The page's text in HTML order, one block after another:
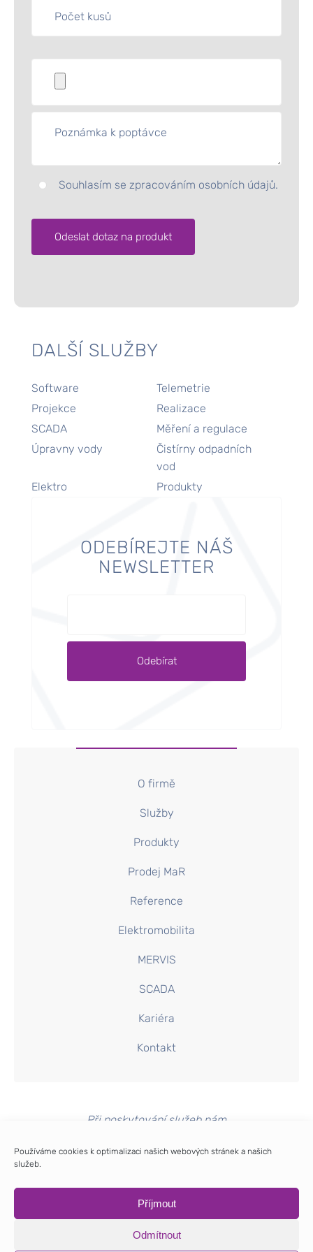
Používáme cookies k optimalizaci našich webových stránek a našich
služeb.
Příjmout
Odmítnout
Souhlasím se zpracováním osobních údajů.
DALŠÍ SLUŽBY
Software
Telemetrie
Projekce
Realizace
SCADA
Měření a regulace
Úpravny vody
Čistírny odpadních
vod
Elektro
Produkty
ODEBÍREJTE NÁŠ
NEWSLETTER
O firmě
Služby
Produkty
Prodej MaR
Reference
Elektromobilita
MERVIS
SCADA
Kariéra
Kontakt
Při poskytování služeb nám
Používáním webu vyjadřujete